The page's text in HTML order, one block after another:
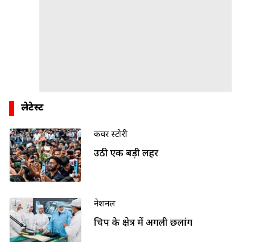
लेटेस्ट
कवर स्टोरी
उठी एक बड़ी लहर
नेशनल
चिप के क्षेत्र में अगली छलांग